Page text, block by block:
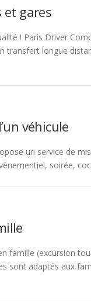
gares
! Paris Driver
transfert longue
véhicule
un service de
soirée,
famille (excursion
sont adaptés aux